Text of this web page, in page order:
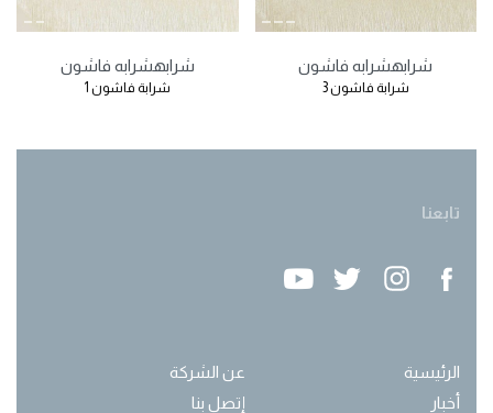
شرابهشرابه فاشون
شرابة فاشون 3
شرابهشرابه فاشون
شرابة فاشون 1
تابعنا
الرئيسية
عن الشركة
أخبار
إتصل بنا